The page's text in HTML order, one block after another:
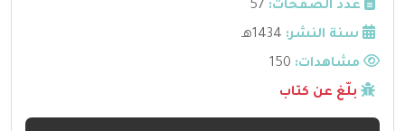
عدد الصفحات: 57
سنة النشر: 1434هـ
مشاهدات:
بلّغ عن كتاب